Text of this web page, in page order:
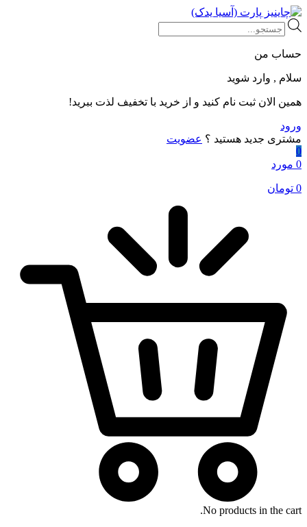
Products
search
حساب من
سلام , وارد شوید
همین الان ثبت نام کنید و از خرید با تخفیف لذت ببرید!
ورود
مشتری جدید هستید ؟ عضویت
0
0 مورد
0 تومان
No products in the cart.